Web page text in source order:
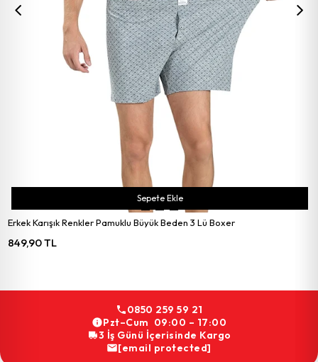
Erkek Karışık Renkler Pamuklu Büyük Beden 3 Lü Boxer
849,90 TL
Sepete Ekle
0850 259 59 21
Pzt–Cum 09:00 – 17:00
3 İş Günü İçerisinde Kargo
[email protected]